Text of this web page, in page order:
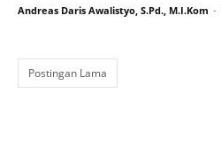
Andreas Daris Awalistyo, S.Pd., M.I.Kom
Postingan Lama